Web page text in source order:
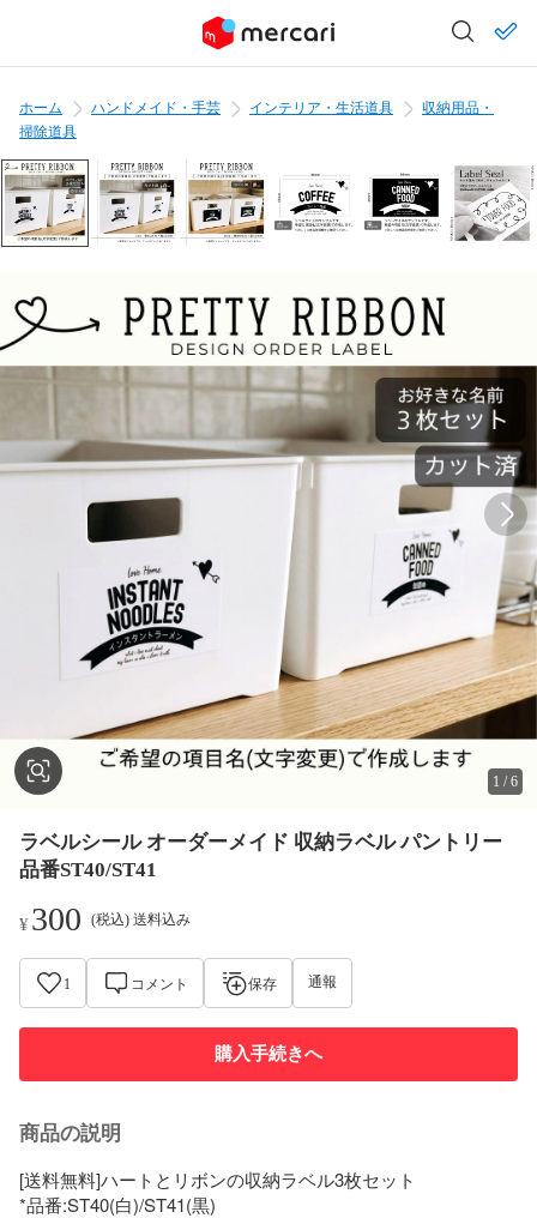
ホーム ハンドメイド・手芸 インテリア・生活道具
収納用品・
掃除道具
1 /6
ラベルシール オーダーメイド 収納ラベル パントリー
品番ST40/ST41
¥300 (税込) 送料込み
1 コメント 保存 通報
購入手続きへ
商品の説明
[送料無料]ハートとリボンの収納ラベル3枚セット
*品番:ST40(白)/ST41(黒)